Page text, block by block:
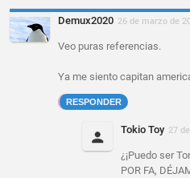
Demux2020 26 de marzo de
Veo puras referencias.
Ya me siento capitan
RESPONDER
Tokio Toy 27
¿¡Puedo ser
POR FA,